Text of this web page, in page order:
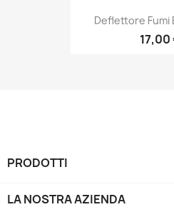
Deflettore Fumi
17,00
PRODOTTI
LA NOSTRA AZIENDA